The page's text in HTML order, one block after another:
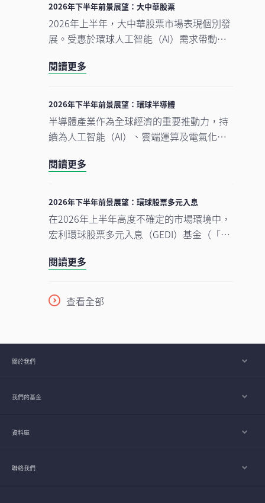
2026年下半年前景展望：大中華股票
2026年上半年，大中華股票市場表現個別發
展。受惠於環球人工智能（AI）需求帶動科
指數錄得顯著升幅。另一方面，MSCI明晟中
下商業補貼增加，以及AI資本開支上升所拖
累，但我們認為相關因素已反映於市場價格
中。在今次下半年展望中，我們將重點分析
推動中國及香港股票市場於2026年下半年表
現的五大利好因素。此外，投資團隊亦闡釋
閱讀更多
2026年下半年前景展望：環球半導體
半導體產業作為全球經濟的重要推動力，持
續為人工智能（AI）、雲端運算及電氣化等
早前的觀點中提及，半導體是一個由結構性
統。隨著行業於2026年上半年錄得亮麗表
現，我們對後市展望仍然正面，認為在盈利
增長強勁、資本投資持續增加，以及企業AI
使用率仍處於起步階段的支持下，行業升勢
有望延續至2026年下半年，並進一步推進至
閱讀更多
2026年下半年前景展望：環球股票多元入息
在2026年上半年高度不確定的市場環境中，
宏利環球股票多元入息（GEDI）基金（「本
動性。此成果主要來自本基金的四大投資支
元分散配置增長型、價值型及收益型股票。
在《2026年下半年展望》中，亞洲區多元資
闡釋了本基金的獨特架構，如何在市場周期
閱讀更多
查看全部
關於我們
我們的基金
資料庫
聯絡我們